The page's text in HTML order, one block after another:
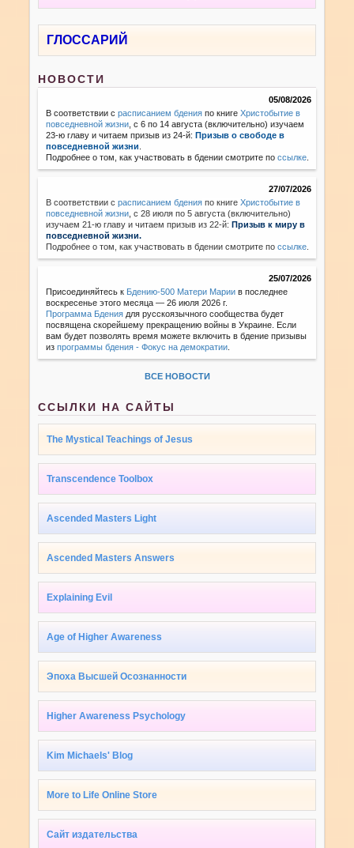
ГЛОССАРИЙ
НОВОСТИ
05/08/2026
В соответствии срасписанием бдения по книгеХристобытие в
повседневной жизни , с 6 по 14 августа (включительно) изучаем
23-ю главу и читаем призыв из 24-й:Призыв о свободе в
повседневной жизни
Подробнее о том, как участвовать в бдении смотрите поссылке
27/07/2026
В соответствии с расписанием бдения по книгеХристобытие в
повседневной жизни с 28 июля по 5 августа (включительно)
изучаем 21-ю главу и читаем призыв из 22-й:Призыв к миру в
повседневной жизни.
Подробнее о том, как участвовать в бдении смотрите поссылке
25/07/2026
Присоединяйтесь к Бдению-500 Матери Марии в последнее
воскресенье этого месяца — 26 июля 2026 г.
Программа Бдения для русскоязычного сообщества будет
посвящена скорейшему прекращению войны в Украине. Если
вам будет позволять время можете включить в бдение призывы
изпрограммы бдения - Фокус на демократии
ВСЕ НОВОСТИ
ССЫЛКИ НА САЙТЫ
The Mystical Teachings of Jesus
Transcendence Toolbox
Ascended Masters Light
Ascended Masters Answers
Explaining Evil
Age of Higher Awareness
Эпоха Высшей Осознанности
Higher Awareness Psychology
Kim Michaels' Blog
More to Life Online Store
Сайт издательства